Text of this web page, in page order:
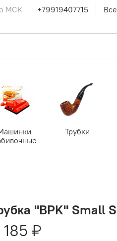
МСК +79919407715
Трубки
"BPK" Small
185 ₽